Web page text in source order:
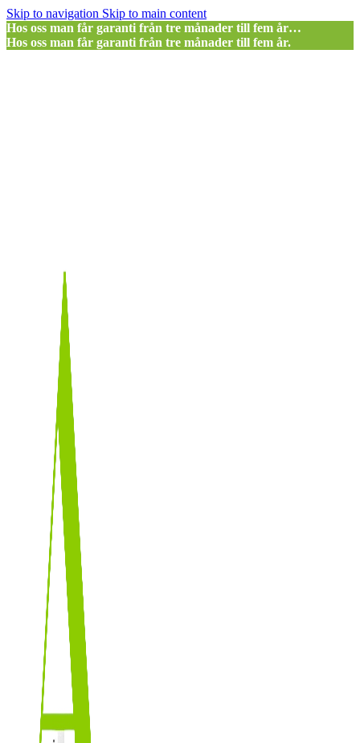
Skip to navigation Skip to main content
Hos oss man får garanti från tre månader till fem år…
Hos oss man får garanti från tre månader till fem år.